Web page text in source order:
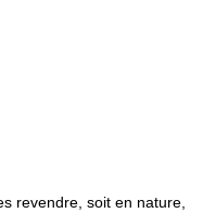
revendre, soit en nature,